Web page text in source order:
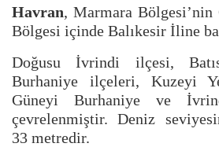
Havran, Marmara Bölgesi’nin
Bölgesi içinde Balıkesir İline
Doğusu İvrindi ilçesi,
Burhaniye ilçeleri, Kuzeyi
Güneyi Burhaniye ve
çevrelenmiştir. Deniz
33 metredir.